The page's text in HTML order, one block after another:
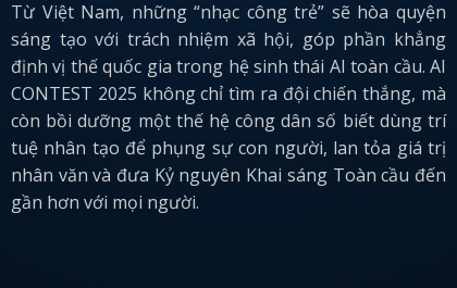
Từ Việt Nam, những “nhạc công trẻ” sẽ hòa quyện
sáng tạo với trách nhiệm xã hội, góp phần khẳng
định vị thế quốc gia trong hệ sinh thái AI toàn cầu. AI
CONTEST 2025 không chỉ tìm ra đội chiến thắng, mà
còn bồi dưỡng một thế hệ công dân số biết dùng trí
tuệ nhân tạo để phụng sự con người, lan tỏa giá trị
nhân văn và đưa Kỷ nguyên Khai sáng Toàn cầu đến
gần hơn với mọi người.